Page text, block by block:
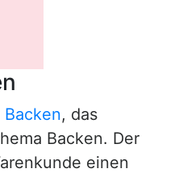
, das
Backen. Der
einen